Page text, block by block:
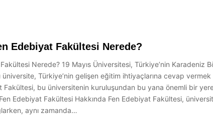
Edebiyat Fakültesi Nerede?
Nerede? 19 Mayıs Üniversitesi, Türkiye’nin
üniversite, Türkiye’nin gelişen eğitim ihtiyaçlarına cevap
Fakültesi, bu üniversitenin kuruluşundan bu yana önemli bir
Edebiyat Fakültesi Hakkında Fen Edebiyat Fakültesi,
aynı zamanda…